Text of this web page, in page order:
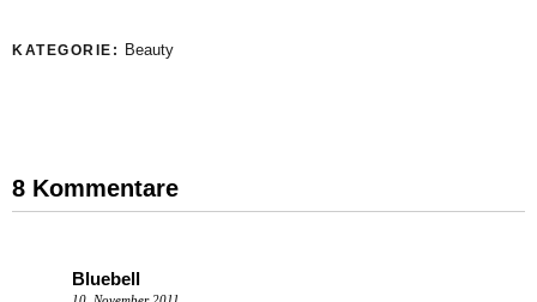
KATEGORIE: Beauty
8 Kommentare
Bluebell